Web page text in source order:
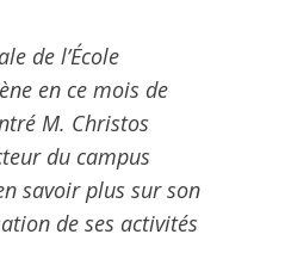
de l’École
en ce mois de
M. Christos
du campus
savoir plus sur son
de ses activités